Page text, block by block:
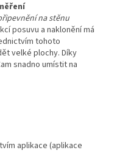
na stěnu
posuvu a naklonění má
tohoto
velké plochy. Díky
snadno umístit na
aplikace (aplikace